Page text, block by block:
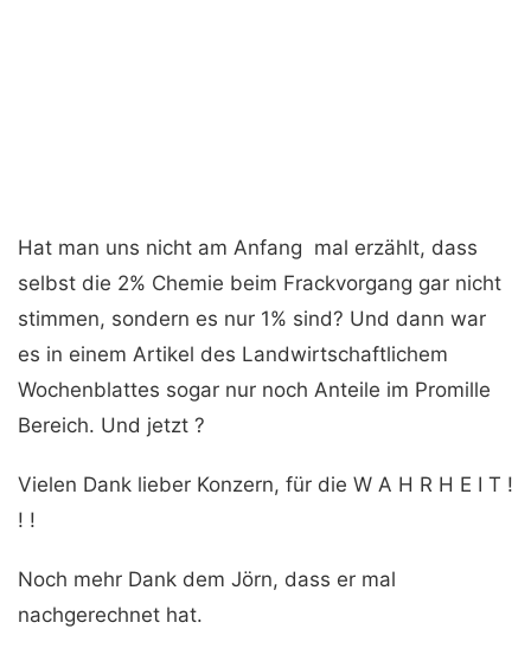
Hat man uns nicht am Anfang mal erzählt, dass
selbst die 2% Chemie beim Frackvorgang gar nicht
stimmen, sondern es nur 1% sind? Und dann war
es in einem Artikel des Landwirtschaftlichem
Wochenblattes sogar nur noch Anteile im Promille
Bereich. Und jetzt ?
Vielen Dank lieber Konzern, für die W A H R H E I T !
! !
Noch mehr Dank dem Jörn, dass er mal
nachgerechnet hat.